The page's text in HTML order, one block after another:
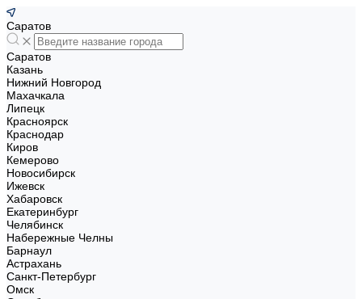
Саратов
Саратов
Казань
Нижний Новгород
Махачкала
Липецк
Красноярск
Краснодар
Киров
Кемерово
Новосибирск
Ижевск
Хабаровск
Екатеринбург
Челябинск
Набережные Челны
Барнаул
Астрахань
Санкт-Петербург
Омск